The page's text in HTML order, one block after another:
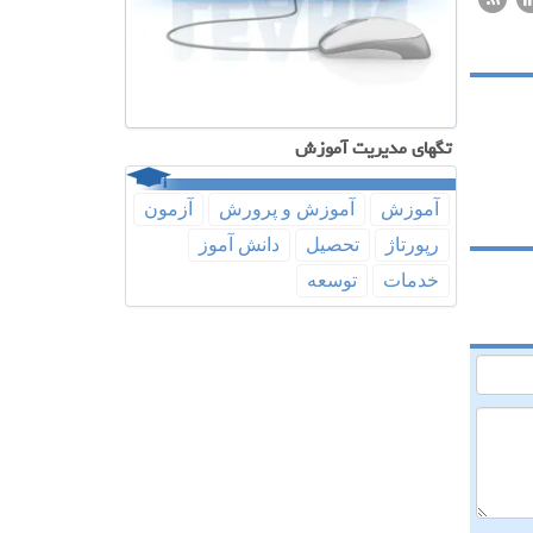
تگهای مدیریت آموزش
آموزش آموزش و پرورش
آزمون
رپورتاژ
تحصیل
دانش آموز
خدمات
توسعه